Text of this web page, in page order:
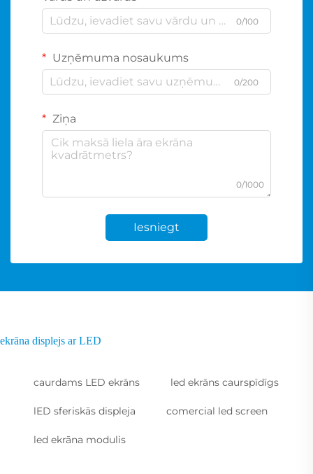
0/100
Uzņēmuma nosaukums
0/200
Ziņa
0/1000
Iesniegt
ekrāna displejs ar LED
caurdams LED ekrāns led ekrāns caurspīdīgs
lED sferiskās displeja comercial led screen
led ekrāna modulis